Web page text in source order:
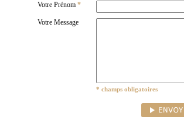
Votre Prénom *
Votre Message
* champs obligatoires